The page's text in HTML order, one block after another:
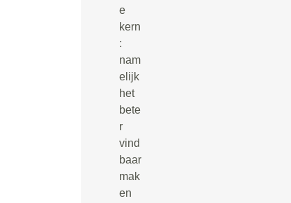
e
kern
:
nam
elijk
het
bete
r
vind
baar
mak
en